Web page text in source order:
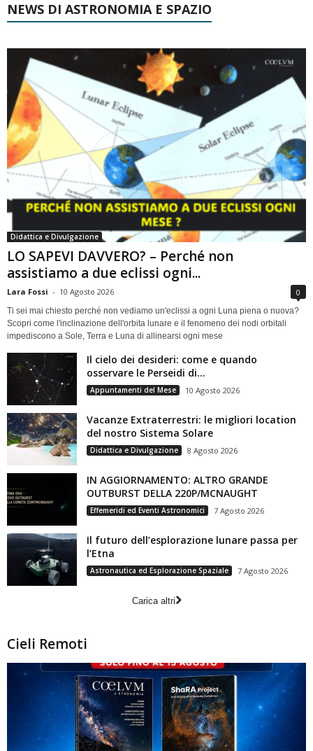
NEWS DI ASTRONOMIA E SPAZIO
Didattica e Divulgazione
LO SAPEVI DAVVERO? – Perché non
assistiamo a due eclissi ogni...
Lara Fossi - 10 Agosto 2026 0
Ti sei mai chiesto perché non vediamo un'eclissi a ogni Luna piena o nuova?
Scopri come l'inclinazione dell'orbita lunare e il fenomeno dei nodi orbitali
impediscono a Sole, Terra e Luna di allinearsi ogni mese
Il cielo dei desideri: come e quando
osservare le Perseidi di...
Appuntamenti del Mese 10 Agosto 2026
Vacanze Extraterrestri: le migliori location
del nostro Sistema Solare
Didattica e Divulgazione 8 Agosto 2026
IN AGGIORNAMENTO: ALTRO GRANDE
OUTBURST DELLA 220P/MCNAUGHT
Effemeridi ed Eventi Astronomici 7 Agosto 2026
Il futuro dell’esplorazione lunare passa per
l’Etna
Astronautica ed Esplorazione Spaziale 7 Agosto 2026
Carica altri
Cieli Remoti